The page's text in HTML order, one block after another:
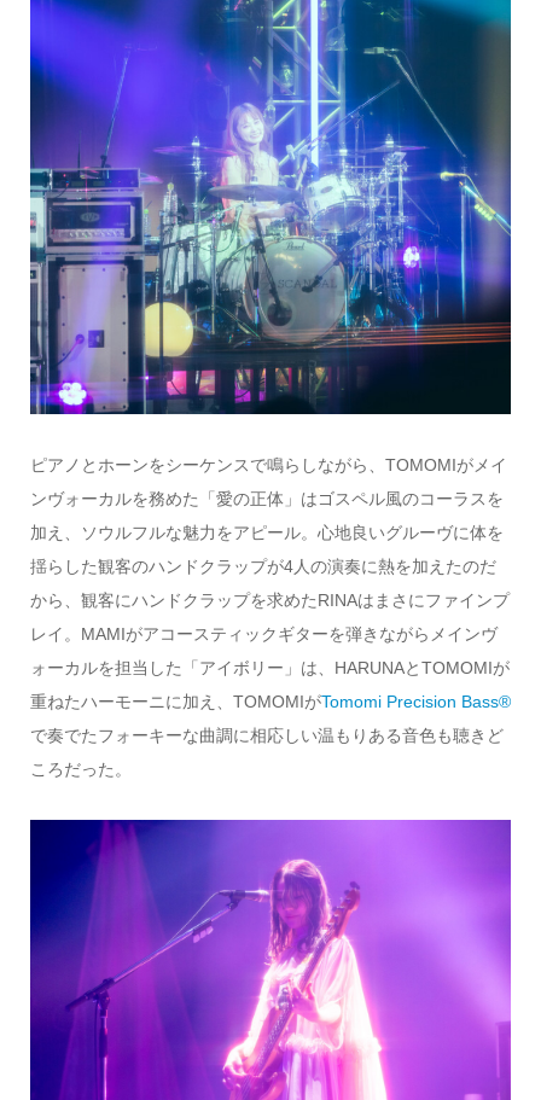
ピアノとホーンをシーケンスで鳴らしながら、TOMOMIがメイ
ンヴォーカルを務めた「愛の正体」はゴスペル風のコーラスを
加え、ソウルフルな魅力をアピール。心地良いグルーヴに体を
揺らした観客のハンドクラップが4人の演奏に熱を加えたのだ
から、観客にハンドクラップを求めたRINAはまさにファインプ
レイ。MAMIがアコースティックギターを弾きながらメインヴ
ォーカルを担当した「アイボリー」は、HARUNAとTOMOMIが
重ねたハーモーニに加え、TOMOMIがTomomi Precision Bass®
で奏でたフォーキーな曲調に相応しい温もりある音色も聴きど
ころだった。